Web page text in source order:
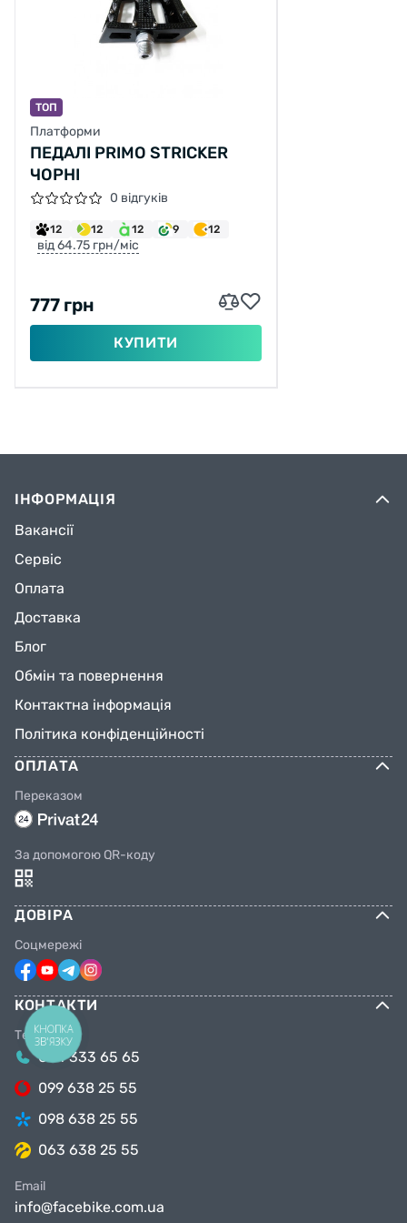
ТОП
Платформи
ПЕДАЛІ PRIMO STRICKER
ЧОРНІ
0 відгуків
12 12 12 9 12
від 64.75 грн/міс
777 грн
КУПИТИ
ІНФОРМАЦІЯ
Вакансії
Сервіс
Оплата
Доставка
Блог
Обмін та повернення
Контактна інформація
Політика конфіденційності
ОПЛАТА
Переказом
За допомогою QR-коду
ДОВІРА
Соцмережі
КОНТАКТИ
Телефони
044 333 65 65
099 638 25 55
098 638 25 55
063 638 25 55
Email
info@facebike.com.ua
КНОПКА
ЗВ'ЯЗКУ